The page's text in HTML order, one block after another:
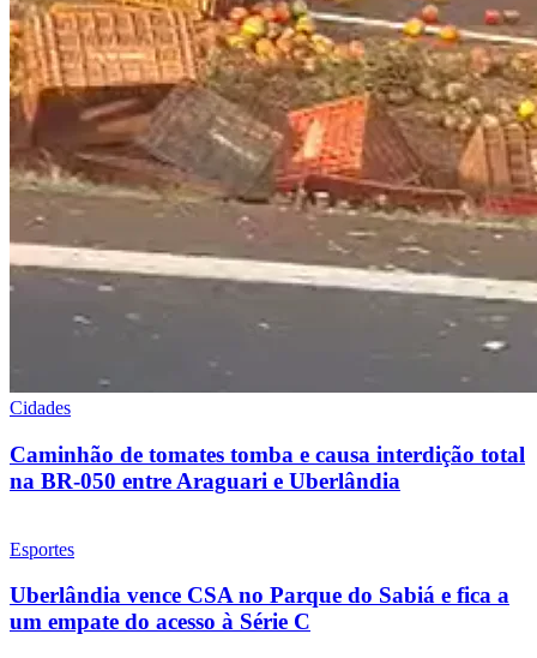
Cidades
Caminhão de tomates tomba e causa interdição total
na BR-050 entre Araguari e Uberlândia
Esportes
Uberlândia vence CSA no Parque do Sabiá e fica a
um empate do acesso à Série C